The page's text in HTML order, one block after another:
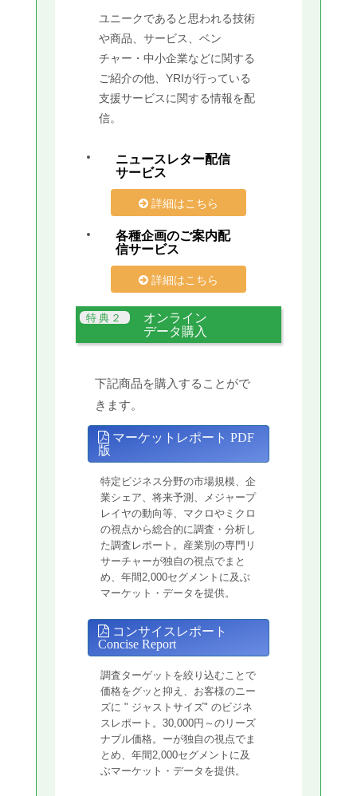
ユニークであると思われる技術
や商品、サービス、ベン
チャー・中小企業などに関する
ご紹介の他、YRIが行っている
支援サービスに関する情報を配
信。
ニュースレター配信
サービス
詳細はこちら
各種企画のご案内配
信サービス
詳細はこちら
オンライン
データ購入
下記商品を購入することがで
きます。
マーケットレポート PDF
版
特定ビジネス分野の市場規模、企
業シェア、将来予測、メジャープ
レイヤの動向等、マクロやミクロ
の視点から総合的に調査・分析し
た調査レポート。産業別の専門リ
サーチャーが独自の視点でまと
め、年間2,000セグメントに及ぶ
マーケット・データを提供。
コンサイスレポート
Concise Report
調査ターゲットを絞り込むことで
価格をグッと抑え、お客様のニー
ズに " ジャストサイズ" のビジネ
スレポート。30,000円～のリーズ
ナブル価格。ーが独自の視点でま
とめ、年間2,000セグメントに及
ぶマーケット・データを提供。